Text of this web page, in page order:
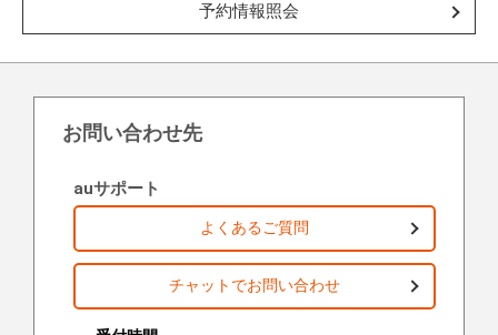
予約情報照会
お問い合わせ先
auサポート
よくあるご質問
チャットでお問い合わせ